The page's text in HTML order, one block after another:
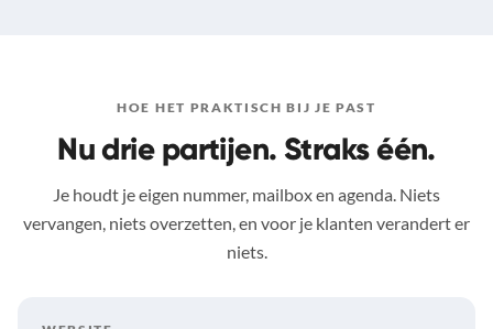
HOE HET PRAKTISCH BIJ JE PAST
Nu drie partijen. Straks één.
Je houdt je eigen nummer, mailbox en agenda. Niets
vervangen, niets overzetten, en voor je klanten verandert er
niets.